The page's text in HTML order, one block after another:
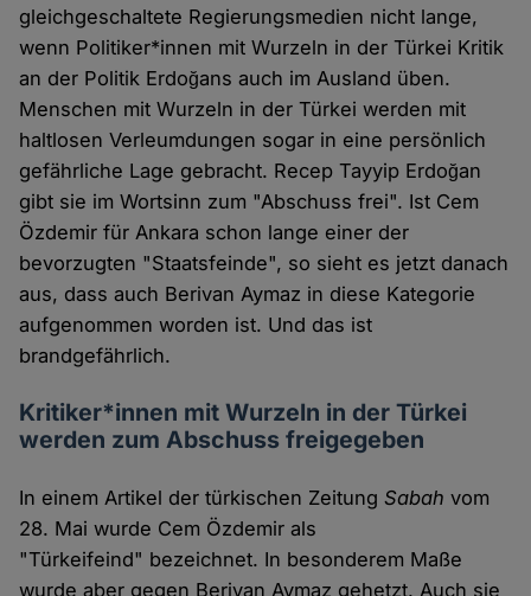
gleichgeschaltete Regierungsmedien nicht lange,
wenn Politiker*innen mit Wurzeln in der Türkei Kritik
an der Politik Erdoğans auch im Ausland üben.
Menschen mit Wurzeln in der Türkei werden mit
haltlosen Verleumdungen sogar in eine persönlich
gefährliche Lage gebracht. Recep Tayyip Erdoğan
gibt sie im Wortsinn zum "Abschuss frei". Ist Cem
Özdemir für Ankara schon lange einer der
bevorzugten "Staatsfeinde", so sieht es jetzt danach
aus, dass auch Berivan Aymaz in diese Kategorie
aufgenommen worden ist. Und das ist
brandgefährlich.
Kritiker*innen mit Wurzeln in der Türkei
werden zum Abschuss freigegeben
In einem Artikel der türkischen ZeitungSabah vom
28. Mai wurde Cem Özdemir als
"Türkeifeind" bezeichnet. In besonderem Maße
wurde aber gegen Berivan Aymaz gehetzt. Auch sie